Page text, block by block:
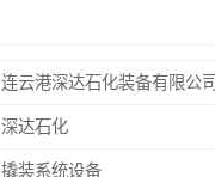
连云港深达石化装备有限公司
深达石化
撬装系统设备